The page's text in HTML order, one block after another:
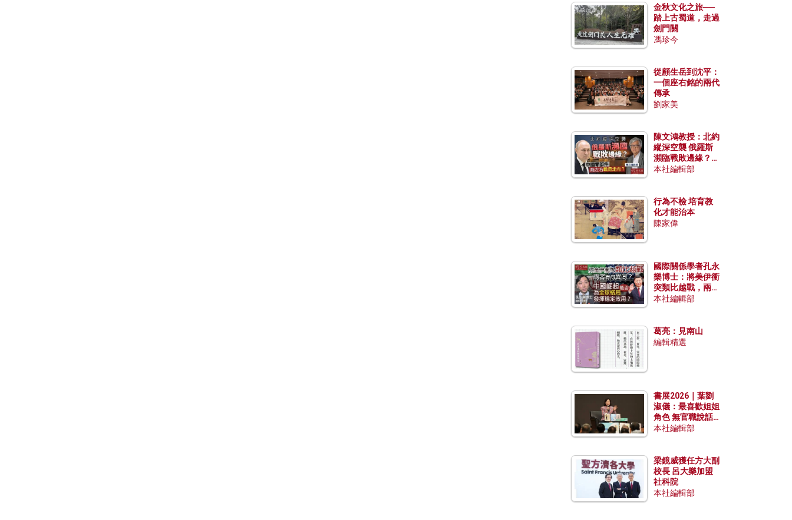
金秋文化之旅──
踏上古蜀道，走過
劍門關
馮珍今
從顧生岳到沈平：
一個座右銘的兩代
傳承
劉家美
陳文鴻教授：北約
縱深空襲 俄羅斯
瀕臨戰敗邊緣？中
國零部件能左右戰
本社編輯部
行為不檢 培育教
化才能治本
陳家偉
國際關係學者孔永
樂博士：將美伊衝
突類比越戰，兩者
有何異同？中國崛
本社編輯部
葛亮：見南山
編輯精選
書展2026｜葉劉
淑儀：最喜歡姐姐
角色 無官職說話
包袱少
本社編輯部
梁鏡威獲任方大副
校長 呂大樂加盟
社科院
本社編輯部